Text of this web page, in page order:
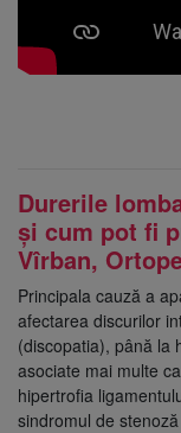
Durerile
și cum pot fi
Vîrban,
Principala cauză a
afectarea discurilor
(discopatia), până la
asociate mai multe
hipertrofia
sindromul de